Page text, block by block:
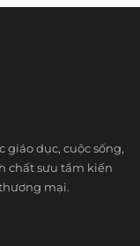
giáo dục, cuộc sống,
chất sưu tầm kiến
mại.